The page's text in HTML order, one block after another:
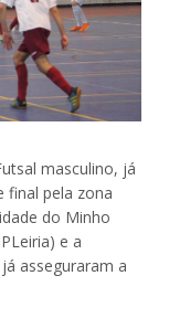
masculino, já
final pela zona
do Minho
e a
asseguraram a